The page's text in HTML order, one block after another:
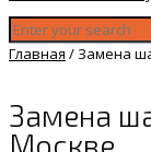
Главная / Замена
Замена
Москве